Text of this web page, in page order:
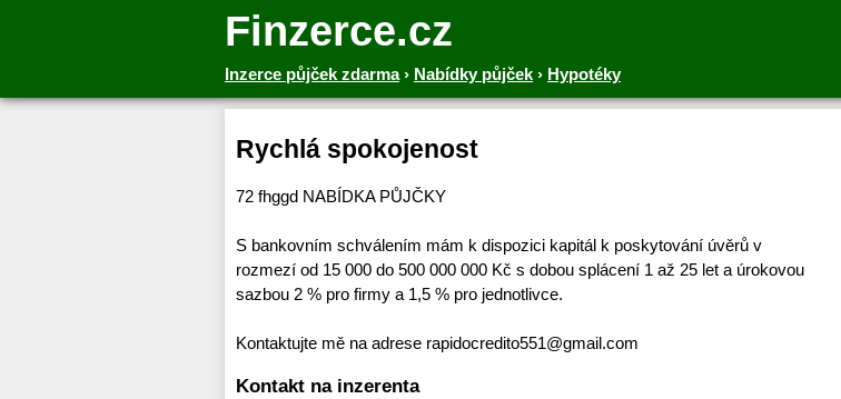
Finzerce.cz
Inzerce půjček zdarma› Nabídky půjček › Hypotéky
Rychlá spokojenost
72 fhggd NABÍDKA PŮJČKY
S bankovním schválením mám k dispozici kapitál k poskytování úvěrů v
rozmezí od 15 000 do 500 000 000 Kč s dobou splácení 1 až 25 let a úrokovou
sazbou 2 % pro firmy a 1,5 % pro jednotlivce.
Kontaktujte mě na adrese rapidocredito551@gmail.com
Kontakt na inzerenta